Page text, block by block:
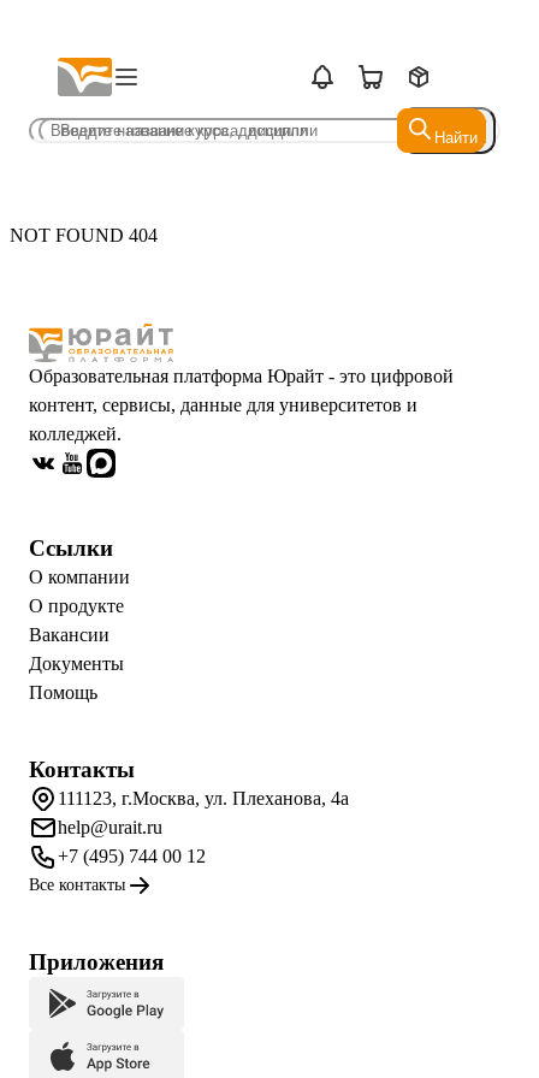
Найти
Найти
NOT FOUND 404
Образовательная платформа Юрайт - это цифровой
контент, сервисы, данные для университетов и
колледжей.
Ссылки
О компании
О продукте
Вакансии
Документы
Помощь
Контакты
111123, г.Москва, ул. Плеханова, 4а
help@urait.ru
+7 (495) 744 00 12
Все контакты
Приложения